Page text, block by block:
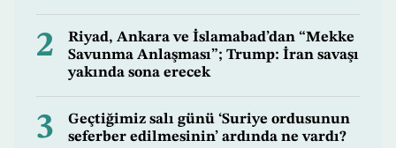
2
Riyad, Ankara ve İslamabad’dan “Mekke
Savunma Anlaşması”; Trump: İran savaşı
yakında sona erecek
3
Geçtiğimiz salı günü ‘Suriye ordusunun
seferber edilmesinin’ ardında ne vardı?